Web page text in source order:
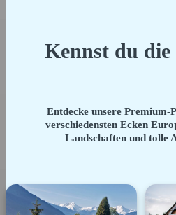
Kennst du die
Entdecke unsere Premium-
verschiedensten Ecken
Landschaften und tolle